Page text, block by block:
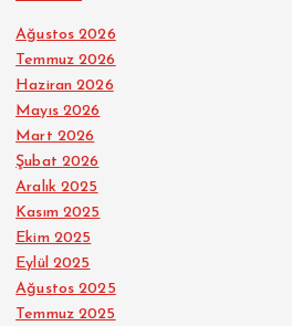
Ağustos 2026
Temmuz 2026
Haziran 2026
Mayıs 2026
Mart 2026
Şubat 2026
Aralık 2025
Kasım 2025
Ekim 2025
Eylül 2025
Ağustos 2025
Temmuz 2025